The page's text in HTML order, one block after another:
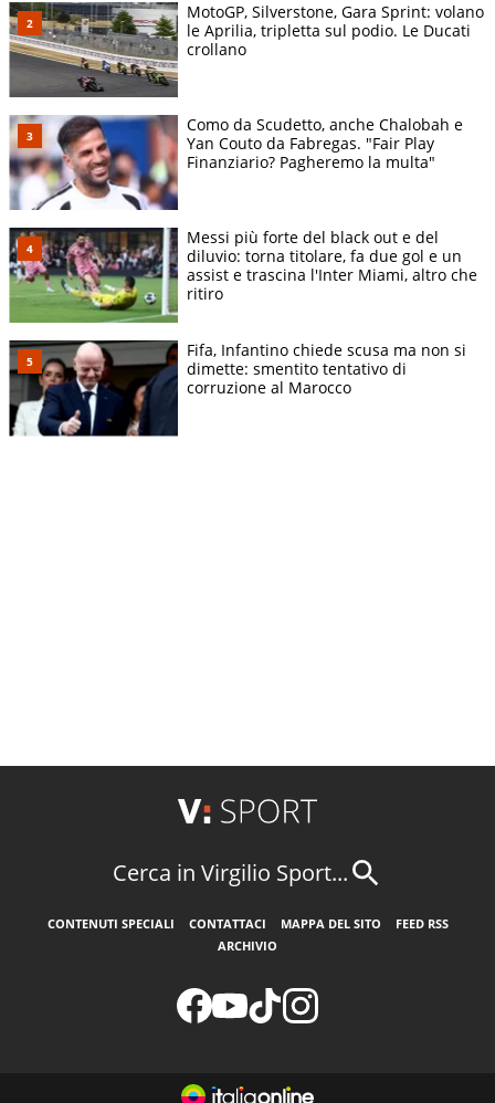
MotoGP, Silverstone, Gara Sprint: volano
le Aprilia, tripletta sul podio. Le Ducati
crollano
Como da Scudetto, anche Chalobah e
Yan Couto da Fabregas. "Fair Play
Finanziario? Pagheremo la multa"
Messi più forte del black out e del
diluvio: torna titolare, fa due gol e un
assist e trascina l'Inter Miami, altro che
ritiro
Fifa, Infantino chiede scusa ma non si
dimette: smentito tentativo di
corruzione al Marocco
Cerca in Virgilio Sport...
CONTENUTI SPECIALI CONTATTACI MAPPA DEL SITO
FEED RSS
ARCHIVIO